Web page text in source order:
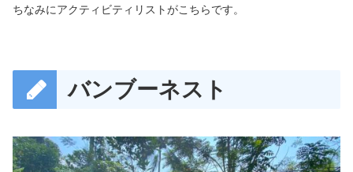
ちなみにアクティビティリストがこちらです。
バンブーネスト